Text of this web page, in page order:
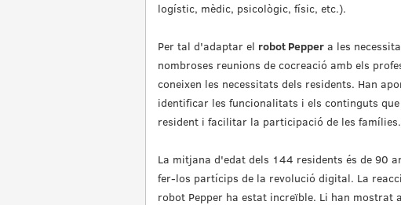
logístic, mèdic, psicològic, físic, etc.).
Per tal d'adaptar el robot Peppera les
nombroses reunions de cocreació amb els
coneixen les necessitats dels residents. Han
identificar les funcionalitats i els continguts
resident i facilitar la participació de les famílies.
La mitjana d'edat dels 144 residents és de 90
fer-los partícips de la revolució digital. La
robot Pepper ha estat increïble. Li han mostrat